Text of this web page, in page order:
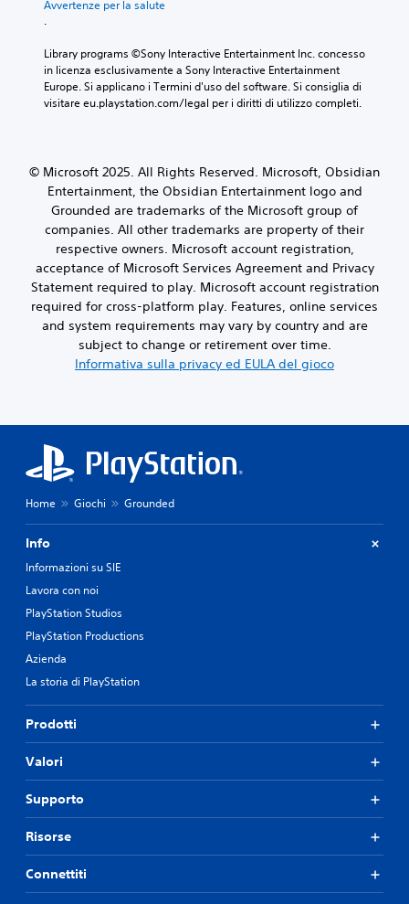
Avvertenze per la salute
.
Library programs ©Sony Interactive Entertainment Inc. concesso
in licenza esclusivamente a Sony Interactive Entertainment
Europe. Si applicano i Termini d'uso del software. Si consiglia di
visitare eu.playstation.com/legal per i diritti di utilizzo completi.
© Microsoft 2025. All Rights Reserved. Microsoft, Obsidian
Entertainment, the Obsidian Entertainment logo and
Grounded are trademarks of the Microsoft group of
companies. All other trademarks are property of their
respective owners. Microsoft account registration,
acceptance of Microsoft Services Agreement and Privacy
Statement required to play. Microsoft account registration
required for cross-platform play. Features, online services
and system requirements may vary by country and are
subject to change or retirement over time.
Informativa sulla privacy ed EULA del gioco
Home Giochi Grounded
Info
Informazioni su SIE
Lavora con noi
PlayStation Studios
PlayStation Productions
Azienda
La storia di PlayStation
Prodotti
Valori
Supporto
Risorse
Connettiti